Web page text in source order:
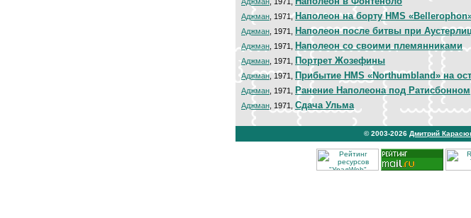
Аджман , 1971,Наполеон на борту HMS
Аджман , 1971, Наполеон после битвы при
Аджман , 1971, Наполеон со своими племянниками
Аджман , 1971, Портрет Жозефины
Аджман , 1971, Прибытие HMS «Northumbland» на
Аджман , 1971, Ранение Наполеона под Ратисбонном
Аджман , 1971, Сдача Ульма
© 2003-2026 Дмитрий